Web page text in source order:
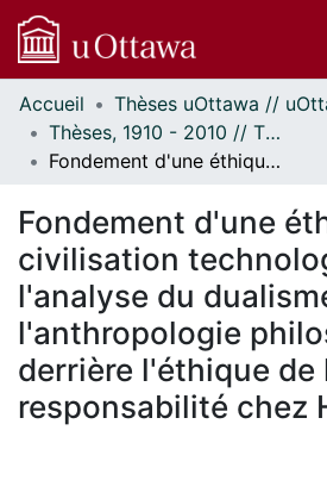
Communautés
et collections
Parcourir
À propos
Accueil
Thèses, 1910 - 2010 // Theses, 1910 - 2010
Fondement d'une éthique pour la civilisation technologique Sur l'analyse du dualisme et l'anthropologie philosophique derrière l'éthique de la responsabilité chez Hans Jonas
Fondement d'une
civilisation
l'analyse du
l'anthropologie
derrière l'éthique de
responsabilité chez